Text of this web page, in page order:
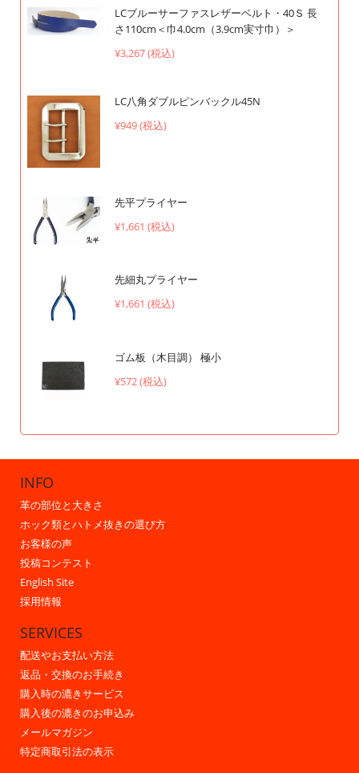
LCブルーサーファスレザーベルト・40Ｓ 長
さ110cm＜巾4.0cm（3.9cm実寸巾）＞
¥3,267 (税込)
LC八角ダブルピンバックル45N
¥949 (税込)
先平プライヤー
¥1,661 (税込)
先細丸プライヤー
¥1,661 (税込)
ゴム板（木目調） 極小
¥572 (税込)
INFO
革の部位と大きさ
ホック類とハトメ抜きの選び方
お客様の声
投稿コンテスト
English Site
採用情報
SERVICES
配送やお支払い方法
返品・交換のお手続き
購入時の漉きサービス
購入後の漉きのお申込み
メールマガジン
特定商取引法の表示